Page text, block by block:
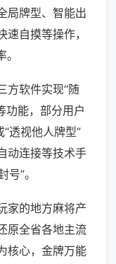
局牌型、智能出
自摸等操作，
方软件实现“随
功能，部分用户
透视他人牌型”
动连接等技术手
”。
家的地方麻将产
原全省各地主流
核心，金牌万能